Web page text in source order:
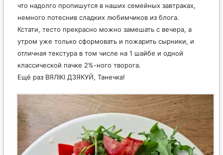
что надолго пропишутся в наших семейных завтраках,
немного потеснив сладких любимчиков из блога.
Кстати, тесто прекрасно можно замешать с вечера, а
утром уже только сформовать и пожарить сырники, и
отличная текстура в том числе на 1 шайбе и одной
классической пачке 2%-ного творога.
Ещё раз ВЯЛІКІ ДЗЯКУЙ, Танечка!